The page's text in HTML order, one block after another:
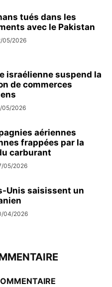
tués dans les
avec le Pakistan
05/2026
israélienne suspend la
de commerces
05/2026
aériennes
frappées par la
carburant
05/2026
Unis saisissent un
04/2026